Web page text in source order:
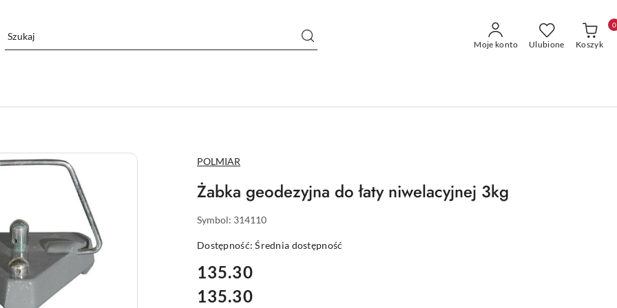
Moje konto Ulubione Koszyk
0
NAZWA
PRODUCENTA:
POLMIAR
Żabka geodezyjna do łaty niwelacyjnej 3kg
Symbol: 314110
Dostępność:Średnia dostępność
cena:
135.30
Cena:
135.30